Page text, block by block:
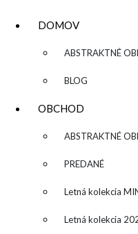
DOMOV
▼ ABSTRAKTNÉ
BLOG
OBCHOD
▼ ABSTRAKTNÉ
PREDANÉ
Letná kolekcia
fľaši
Letná kolekcia
KATARÍNA
COPY OF
OF INVID
byadmin Leave a